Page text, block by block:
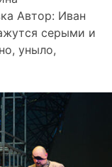
Автор: Иван
серыми и
уныло,